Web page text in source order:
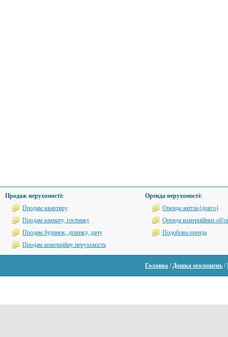
Оренда нерухомості:
Оренда житла (довго)
Оренда комерційних
Подобова оренда
Продаж нерухомості:
Продам квартиру
Продам кімнату, гостинку
Продам будинок, ділянку, дачу
Продам комерційну нерухомість
Головна /Дошка оголошень /